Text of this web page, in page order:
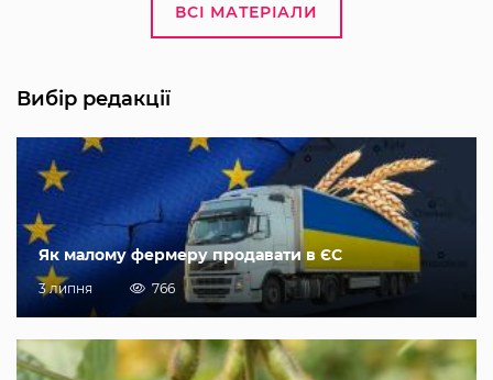
ВСІ МАТЕРІАЛИ
Вибір редакції
Як малому фермеру продавати в ЄС
3 липня 766